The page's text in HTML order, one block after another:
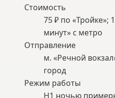
Стоимость
75 ₽ по «Тройке»;
минут» с метро
Отправление
м. «Речной
город
Режим работы
Н1 ночью